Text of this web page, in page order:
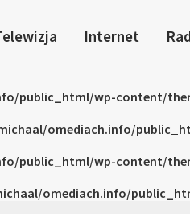
Internet
public_html/wp-content/
omediach.info/
public_html/wp-content/
omediach.info/